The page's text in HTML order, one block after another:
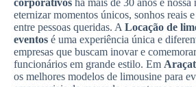
corporativos há mais de 30 anos e nossa
eternizar momentos únicos, sonhos reais
entre pessoas queridas. A Locação de
eventos é uma experiência única e
empresas que buscam inovar e
funcionários em grande estilo. Em
os melhores modelos de limousine para